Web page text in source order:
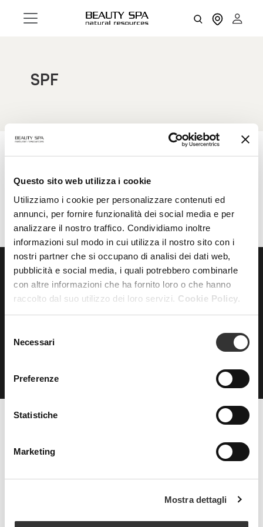
Questo sito web utilizza i cookie
Utilizziamo i cookie per personalizzare contenuti ed
annunci, per fornire funzionalità dei social media e per
analizzare il nostro traffico. Condividiamo inoltre
informazioni sul modo in cui utilizza il nostro sito con i
nostri partner che si occupano di analisi dei dati web,
pubblicità e social media, i quali potrebbero combinarle
con altre informazioni che ha fornito loro o che hanno
raccolto dal suo utilizzo dei loro servizi. Cookie Policy.
delNecessari
Preferenze
Statistiche
Marketing
Mostra dettagli
SPF
FILTRI
ISCRIVITIalla nostra
NEWSLETTER
Parma | Italy